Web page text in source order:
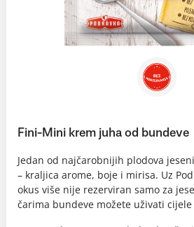
Fini-Mini krem juha od bundeve
Jedan od najčarobnijih plodova
– kraljica arome, boje i mirisa. Uz
okus više nije rezerviran samo za
čarima bundeve možete uživati